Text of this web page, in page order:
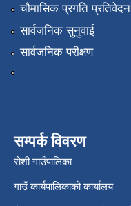
चौमासिक प्रगति प्रतिवेदन
सार्वजनिक सुनुवाई
सार्वजनिक परीक्षण
सम्पर्क विवरण
रोशी गाउँपालिका
गाउँ कार्यपालिकाको कार्यालय